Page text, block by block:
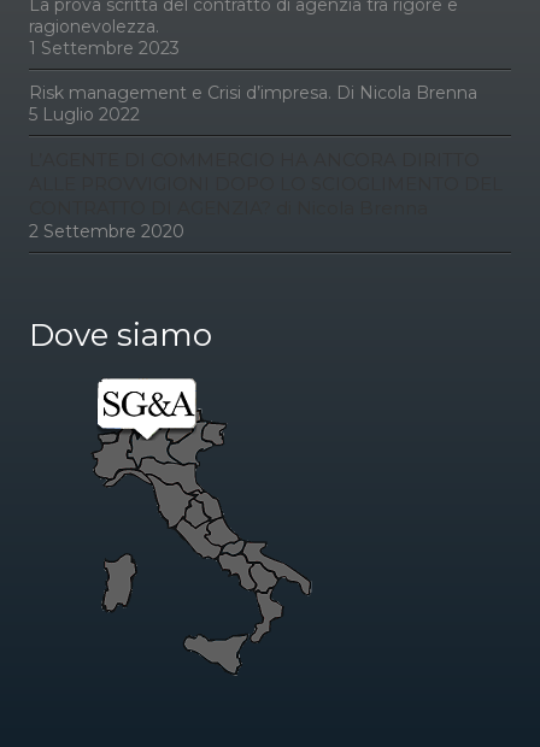
La prova scritta del contratto di agenzia tra rigore e
ragionevolezza.
1 Settembre 2023
Risk management e Crisi d’impresa. Di Nicola Brenna
5 Luglio 2022
2 Settembre 2020
Dove siamo